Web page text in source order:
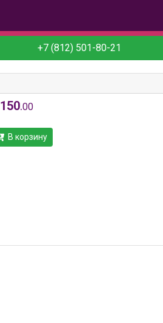
+7 (812) 501-80-21
150.00
В корзину